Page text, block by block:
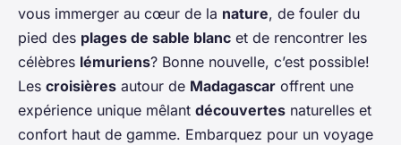
vous immerger au cœur de la nature, de fouler du
pied des plages de sable blanc et de rencontrer les
célèbres lémuriens? Bonne nouvelle, c’est possible!
Les croisières autour de Madagascar offrent une
expérience unique mêlant découvertes naturelles et
confort haut de gamme. Embarquez pour un voyage